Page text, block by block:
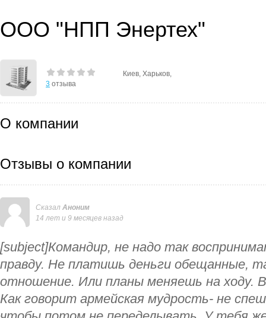
ООО "НПП Энертех"
3 отзыва
Киев, Харьков,
О компании
Отзывы о компании
Сказал Аноним
14 лет и 9 месяцев назад
[subject]Командир, не надо так
правду. Не платишь деньги обещанные,
отношение. Или планы меняешь на ходу.
Как говорит армейская мудрость- не